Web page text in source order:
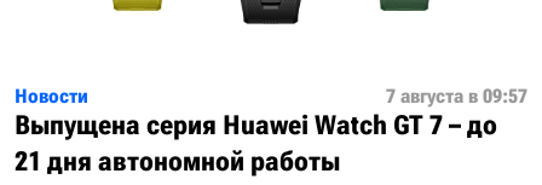
Новости 7 августа в 09:57
Выпущена серия Huawei Watch GT 7 – до
21 дня автономной работы